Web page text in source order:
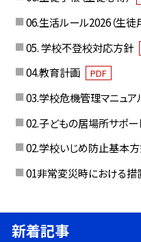
06.生活ルール2026（生徒
05. 学校不登校対応方針
04.教育計画 PDF
03.学校危機管理マニュア
02.子どもの居場所サポー
02.学校いじめ防止基本
01非常変災時における措
新着記事